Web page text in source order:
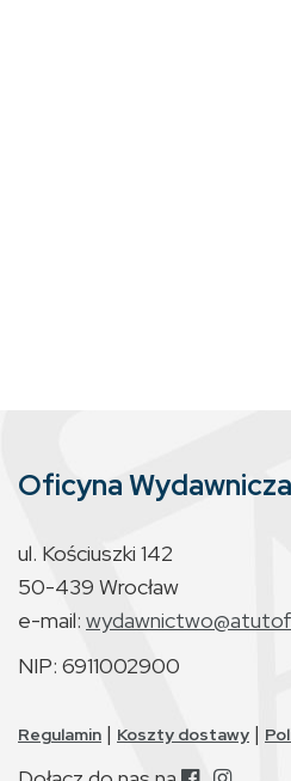
Oficyna
ul. Kościuszki 142
50-439 Wrocław
e-mail:
NIP: 6911002900
Regulamin | Koszty dostawy |